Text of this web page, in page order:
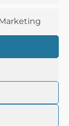
gráfico]